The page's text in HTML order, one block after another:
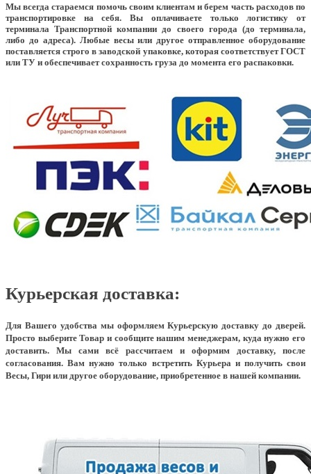
Мы всегда стараемся помочь своим клиентам и берем часть расходов по
транспортировке на себя. Вы оплачиваете только логистику от
терминала Транспортной компании до своего города (до терминала,
либо до адреса). Любые весы или другое отправленное оборудование
поставляется строго в заводской упаковке, которая соответствует ГОСТ
или ТУ и обеспечивает сохранность груза до момента его распаковки.
Курьерская доставка:
Для Вашего удобства мы оформляем Курьерскую доставку до дверей.
Просто выберите Товар и сообщите нашим менеджерам, куда нужно его
доставить. Мы сами всё рассчитаем и оформим доставку, после
согласования. Вам нужно только встретить Курьера и получить свои
Весы, Гири или другое оборудование, приобретенное в нашей компании.